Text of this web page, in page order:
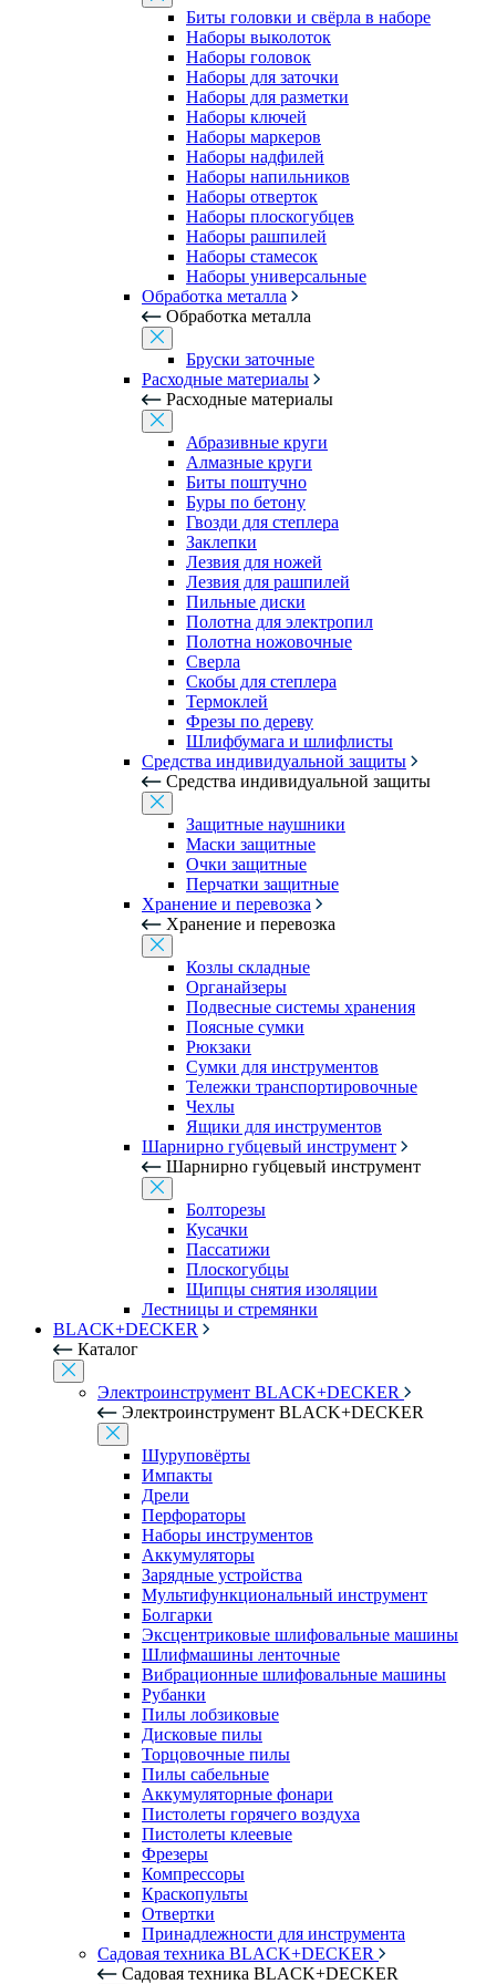
Биты головки и свёрла в наборе
Наборы выколоток
Наборы головок
Наборы для заточки
Наборы для разметки
Наборы ключей
Наборы маркеров
Наборы надфилей
Наборы напильников
Наборы отверток
Наборы плоскогубцев
Наборы рашпилей
Наборы стамесок
Наборы универсальные
Обработка металла
Обработка металла
Бруски заточные
Расходные материалы
Расходные материалы
Абразивные круги
Алмазные круги
Биты поштучно
Буры по бетону
Гвозди для степлера
Заклепки
Лезвия для ножей
Лезвия для рашпилей
Пильные диски
Полотна для электропил
Полотна ножовочные
Сверла
Скобы для степлера
Термоклей
Фрезы по дереву
Шлифбумага и шлифлисты
Средства индивидуальной защиты
Средства индивидуальной защиты
Защитные наушники
Маски защитные
Очки защитные
Перчатки защитные
Хранение и перевозка
Хранение и перевозка
Козлы складные
Органайзеры
Подвесные системы хранения
Поясные сумки
Рюкзаки
Сумки для инструментов
Тележки транспортировочные
Чехлы
Ящики для инструментов
Шарнирно губцевый инструмент
Шарнирно губцевый инструмент
Болторезы
Кусачки
Пассатижи
Плоскогубцы
Щипцы снятия изоляции
Лестницы и стремянки
BLACK+DECKER
Каталог
Электроинструмент BLACK+DECKER
Электроинструмент BLACK+DECKER
Шуруповёрты
Импакты
Дрели
Перфораторы
Наборы инструментов
Аккумуляторы
Зарядные устройства
Мультифункциональный инструмент
Болгарки
Эксцентриковые шлифовальные машины
Шлифмашины ленточные
Вибрационные шлифовальные машины
Рубанки
Пилы лобзиковые
Дисковые пилы
Торцовочные пилы
Пилы сабельные
Аккумуляторные фонари
Пистолеты горячего воздуха
Пистолеты клеевые
Фрезеры
Компрессоры
Краскопульты
Отвертки
Принадлежности для инструмента
Садовая техника BLACK+DECKER
Садовая техника BLACK+DECKER